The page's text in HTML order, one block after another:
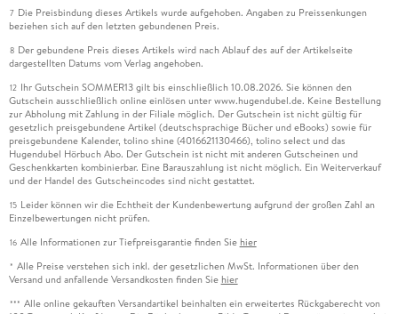
7 Die Preisbindung dieses Artikels wurde aufgehoben. Angaben zu Preissenkungen
beziehen sich auf den letzten gebundenen Preis.
8 Der gebundene Preis dieses Artikels wird nach Ablauf des auf der Artikelseite
dargestellten Datums vom Verlag angehoben.
12 Ihr Gutschein SOMMER13 gilt bis einschließlich 10.08.2026. Sie können den
Gutschein ausschließlich online einlösen unter www.hugendubel.de. Keine Bestellung
zur Abholung mit Zahlung in der Filiale möglich. Der Gutschein ist nicht gültig für
gesetzlich preisgebundene Artikel (deutschsprachige Bücher und eBooks) sowie für
preisgebundene Kalender, tolino shine (4016621130466), tolino select und das
Hugendubel Hörbuch Abo. Der Gutschein ist nicht mit anderen Gutscheinen und
Geschenkkarten kombinierbar. Eine Barauszahlung ist nicht möglich. Ein Weiterverkauf
und der Handel des Gutscheincodes sind nicht gestattet.
15 Leider können wir die Echtheit der Kundenbewertung aufgrund der großen Zahl an
Einzelbewertungen nicht prüfen.
16 Alle Informationen zur Tiefpreisgarantie finden Sie hier
* Alle Preise verstehen sich inkl. der gesetzlichen MwSt. Informationen über den
Versand und anfallende Versandkosten finden Sie hier
*** Alle online gekauften Versandartikel beinhalten ein erweitertes Rückgaberecht von